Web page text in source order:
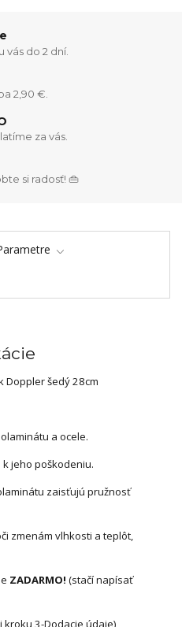
vás do 2 dní.
2,90 €.
za vás.
si radosť! 👜
Doppler šedý 28cm
a ocele.
jeho poškodeniu.
zaisťujú pružnosť
zmenám vlhkosti a teplôt,
ZADARMO! (stačí napísať
3-Dodacie údaje)